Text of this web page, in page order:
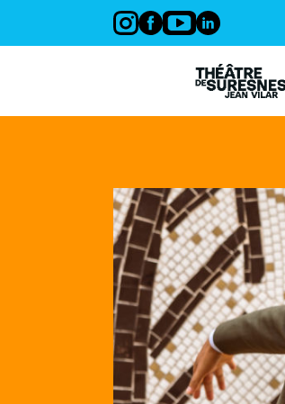
Panneau de gestion des cookies